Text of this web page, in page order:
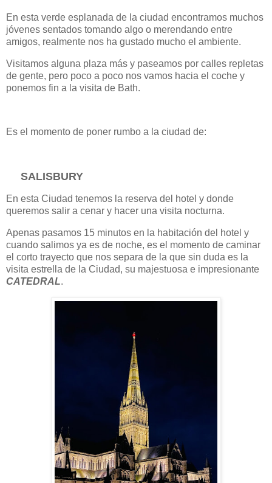
En esta verde esplanada de la ciudad encontramos muchos
jóvenes sentados tomando algo o merendando entre
amigos, realmente nos ha gustado mucho el ambiente.
Visitamos alguna plaza más y paseamos por calles repletas
de gente, pero poco a poco nos vamos hacia el coche y
ponemos fin a la visita de Bath.
Es el momento de poner rumbo a la ciudad de:
SALISBURY
En esta Ciudad tenemos la reserva del hotel y donde
queremos salir a cenar y hacer una visita nocturna.
Apenas pasamos 15 minutos en la habitación del hotel y
cuando salimos ya es de noche, es el momento de caminar
el corto trayecto que nos separa de la que sin duda es la
visita estrella de la Ciudad, su majestuosa e impresionante
CATEDRAL.